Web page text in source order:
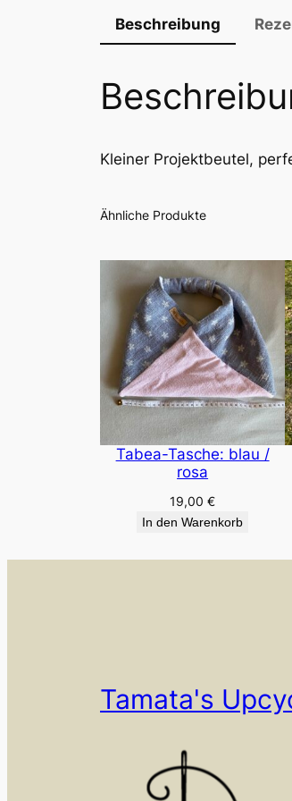
Beschreibung
Kleiner Projektbeutel,
Ähnliche Produkte
Tabea-Tasche: blau /
rosa
19,00€
In den Warenkorb
Tamata's